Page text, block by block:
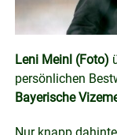
Leni Meinl (Foto)
persönlichen
Bayerische